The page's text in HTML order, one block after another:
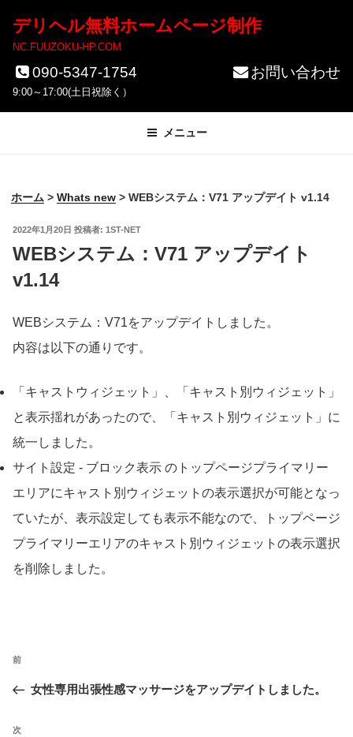
ツ
デリヘル無料ホームページ制作
NC.FUUZOKU-HP.COM
090-5347-1754
9:00～17:00(土日祝除く）
お問い合わせ
メニュー
ホーム > Whats new > WEBシステム：V71 アップデイト v1.14
投
稿
2022年1月20日 投稿者: 1ST-NET
WEBシステム：V71 アップデイト
v1.14
WEBシステム：V71をアップデイトしました。
内容は以下の通りです。
「キャストウィジェット」、「キャスト別ウィジェット」
と表示揺れがあったので、「キャスト別ウィジェット」に
統一しました。
サイト設定 - ブロック表示 のトップページプライマリー
エリアにキャスト別ウィジェットの表示選択が可能となっ
ていたが、表示設定しても表示不能なので、トップページ
プライマリーエリアのキャスト別ウィジェットの表示選択
を削除しました。
ナ
前
の
前
女性専用出張性感マッサージをアップデイトしました。
次
次